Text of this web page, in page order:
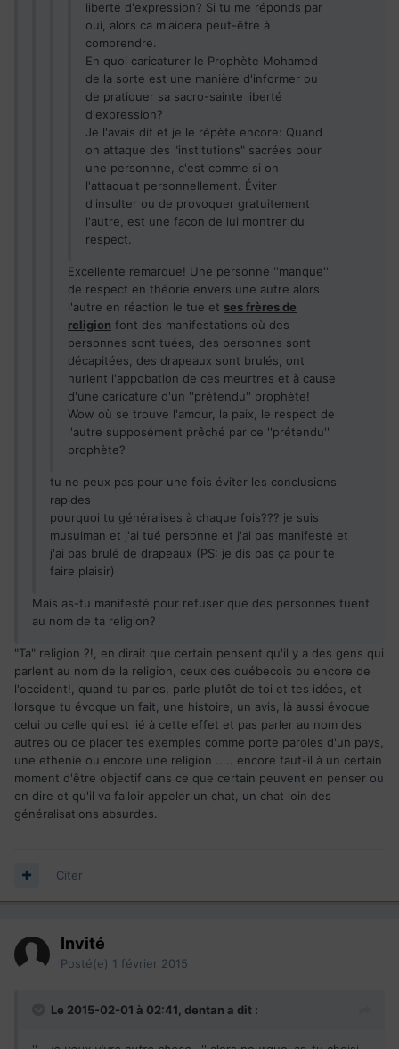
liberté d'expression? Si tu me réponds par
oui, alors ca m'aidera peut-être à
comprendre.
En quoi caricaturer le Prophète Mohamed
de la sorte est une manière d'informer ou
de pratiquer sa sacro-sainte liberté
d'expression?
Je l'avais dit et je le répète encore: Quand
on attaque des "institutions" sacrées pour
une personnne, c'est comme si on
l'attaquait personnellement. Éviter
d'insulter ou de provoquer gratuitement
l'autre, est une facon de lui montrer du
respect.
Excellente remarque! Une personne ''manque''
de respect en théorie envers une autre alors
l'autre en réaction le tue et ses frères de
religion font des manifestations où des
personnes sont tuées, des personnes sont
décapitées, des drapeaux sont brulés, ont
hurlent l'appobation de ces meurtres et à cause
d'une caricature d'un ''prétendu'' prophète!
Wow où se trouve l'amour, la paix, le respect de
l'autre supposément prêché par ce ''prétendu''
prophète?
tu ne peux pas pour une fois éviter les conclusions
rapides
pourquoi tu généralises à chaque fois??? je suis
musulman et j'ai tué personne et j'ai pas manifesté et
j'ai pas brulé de drapeaux (PS: je dis pas ça pour te
faire plaisir)
Mais as-tu manifesté pour refuser que des personnes tuent
au nom de ta religion?
"Ta" religion ?!, en dirait que certain pensent qu'il y a des gens qui
parlent au nom de la religion, ceux des québecois ou encore de
l'occident!, quand tu parles, parle plutôt de toi et tes idées, et
lorsque tu évoque un fait, une histoire, un avis, là aussi évoque
celui ou celle qui est lié à cette effet et pas parler au nom des
autres ou de placer tes exemples comme porte paroles d'un pays,
une ethenie ou encore une religion ..... encore faut-il à un certain
moment d'être objectif dans ce que certain peuvent en penser ou
en dire et qu'il va falloir appeler un chat, un chat loin des
généralisations absurdes.
Citer
Invité
Posté(e) 1 février 2015
Le 2015-02-01 à 02:41, dentan a dit :